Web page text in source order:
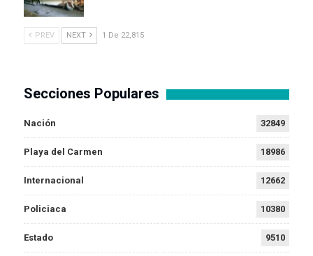
PREV NEXT 1 De 22,815
Secciones Populares
Nación 32849
Playa del Carmen 18986
Internacional 12662
Policiaca 10380
Estado 9510